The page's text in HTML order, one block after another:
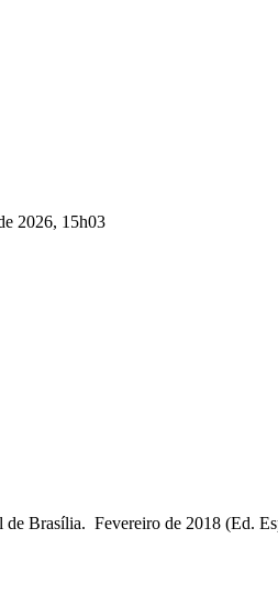
2026, 15h03
Brasília. Fevereiro de 2018 (Ed.